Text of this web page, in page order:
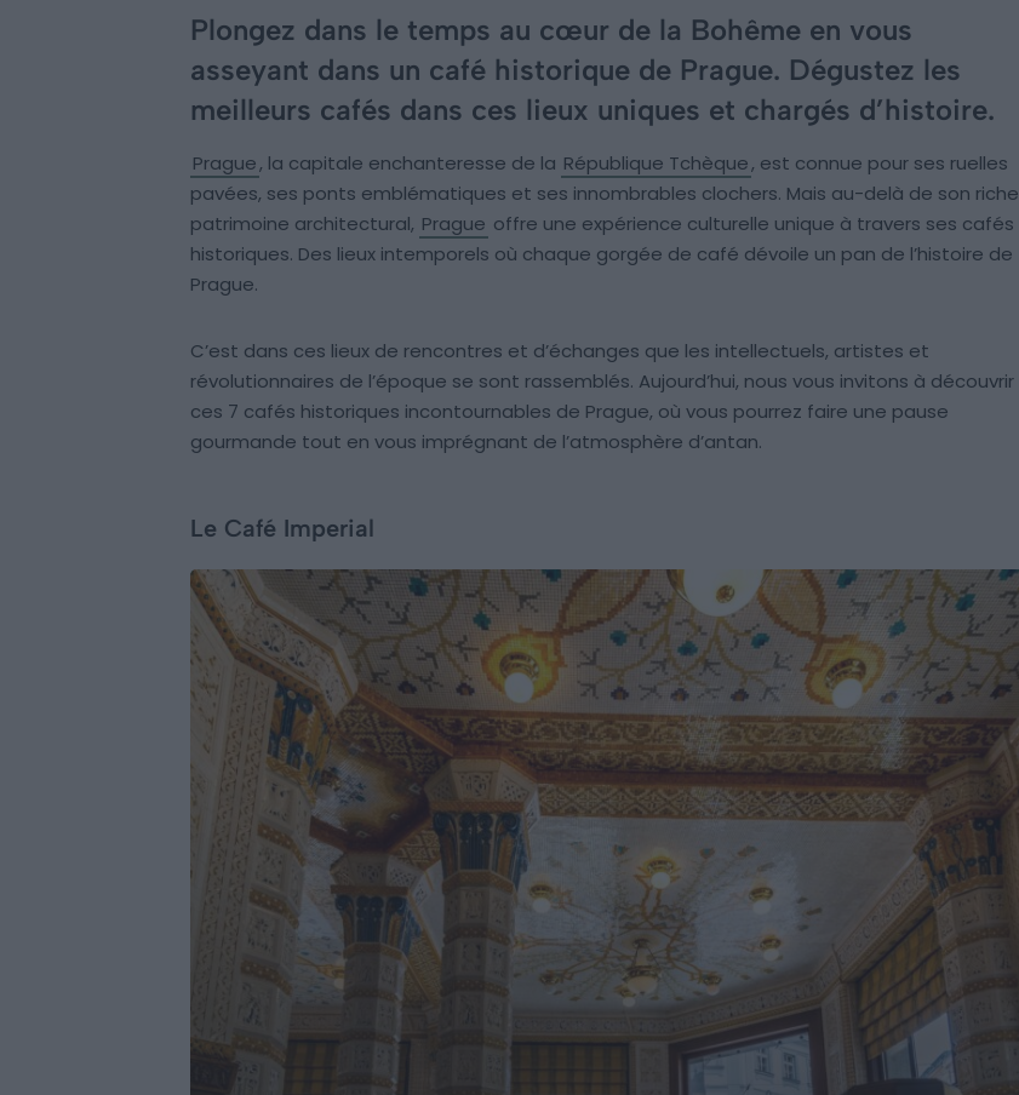
Plongez dans le temps au cœur de la Bohême en vous
asseyant dans un café historique de Prague. Dégustez les
meilleurs cafés dans ces lieux uniques et chargés d’histoire.
Prague, la capitale enchanteresse de la République Tchèque, est connue pour ses ruelles
pavées, ses ponts emblématiques et ses innombrables clochers. Mais au-delà de son riche
patrimoine architectural, Prague offre une expérience culturelle unique à travers ses cafés
historiques. Des lieux intemporels où chaque gorgée de café dévoile un pan de l’histoire de
Prague.
C’est dans ces lieux de rencontres et d’échanges que les intellectuels, artistes et
révolutionnaires de l’époque se sont rassemblés. Aujourd’hui, nous vous invitons à découvrir
ces 7 cafés historiques incontournables de Prague, où vous pourrez faire une pause
gourmande tout en vous imprégnant de l’atmosphère d’antan.
Le Café Imperial